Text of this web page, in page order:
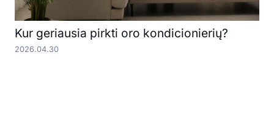
Kur geriausia pirkti oro kondicionierių?
2026.04.30